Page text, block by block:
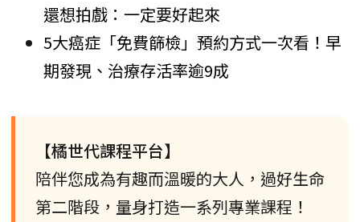
還想拍戲：一定要好起來
5大癌症「免費篩檢」預約方式一次看！早
期發現、治療存活率逾9成
【橘世代課程平台】
陪伴您成為有趣而溫暖的大人，過好生命
第二階段，量身打造一系列專業課程！